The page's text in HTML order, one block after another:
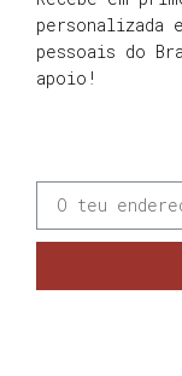
personalizada
pessoais do
apoio!